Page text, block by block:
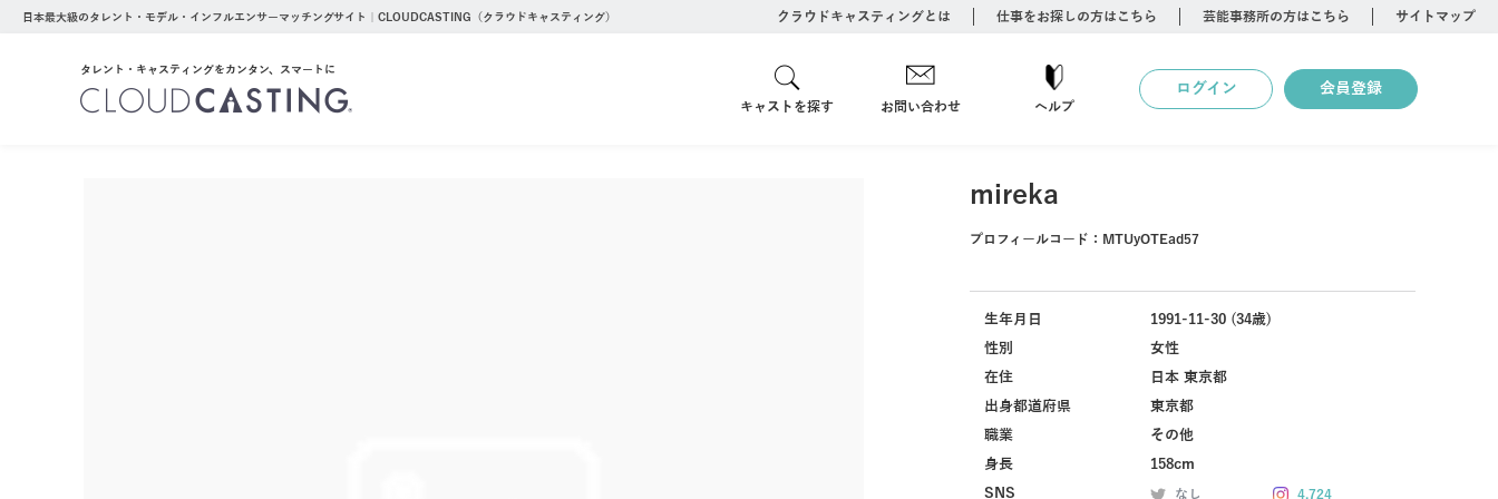
日本最大級のタレント・モデル・インフルエンサーマッチングサイト｜CLOUDCASTING（クラウドキャスティング） クラウドキャスティングとは 仕事をお探しの方はこちら 芸能事務所の方はこちら サイトマップ
タレント・キャスティングをカンタン、スマートに
キャストを探す お問い合わせ ヘルプ
ログイン 会員登録
mireka
プロフィールコード： MTUyOTEad57
生年月日
1991-11-30 (34歳)
性別
女性
在住
日本 東京都
出身都道府県
東京都
職業
その他
身長
158cm
SNS
なし 4,724